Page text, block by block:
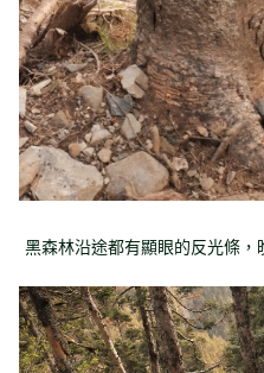
黑森林沿途都有顯眼的反光條